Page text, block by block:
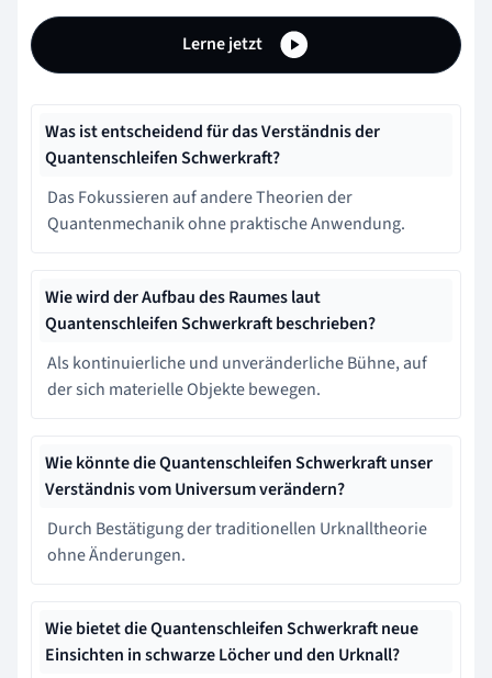
Lerne jetzt
Was ist entscheidend für das Verständnis der
Quantenschleifen Schwerkraft?
Das Fokussieren auf andere Theorien der
Quantenmechanik ohne praktische Anwendung.
Wie wird der Aufbau des Raumes laut
Quantenschleifen Schwerkraft beschrieben?
Als kontinuierliche und unveränderliche Bühne, auf
der sich materielle Objekte bewegen.
Wie könnte die Quantenschleifen Schwerkraft unser
Verständnis vom Universum verändern?
Durch Bestätigung der traditionellen Urknalltheorie
ohne Änderungen.
Wie bietet die Quantenschleifen Schwerkraft neue
Einsichten in schwarze Löcher und den Urknall?